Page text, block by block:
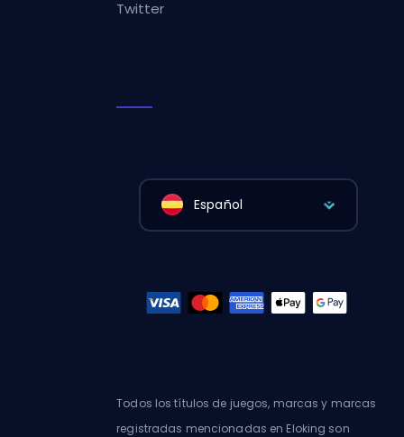
Twitter
Español
Todos los títulos de juegos, marcas y marcas
registradas mencionadas en Eloking son